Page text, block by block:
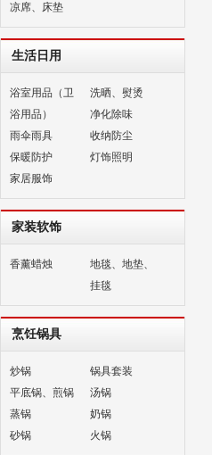
凉席、床垫
生活日用
浴室用品（卫
浴用品）
洗晒、熨烫
净化除味
雨伞雨具
收纳防尘
保暖防护
灯饰照明
家居服饰
家装软饰
香薰蜡烛
地毯、地垫、
挂毯
烹饪锅具
炒锅
锅具套装
平底锅、煎锅
汤锅
蒸锅
奶锅
砂锅
火锅